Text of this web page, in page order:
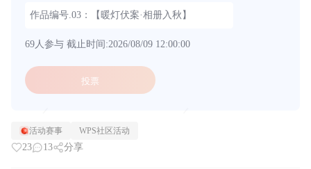
作品编号.03：【暖灯伏案·相册入秋】
69人参与 截止时间:2026/08/09 12:00:00
投票
活动赛事 WPS社区活动
23 13 分享